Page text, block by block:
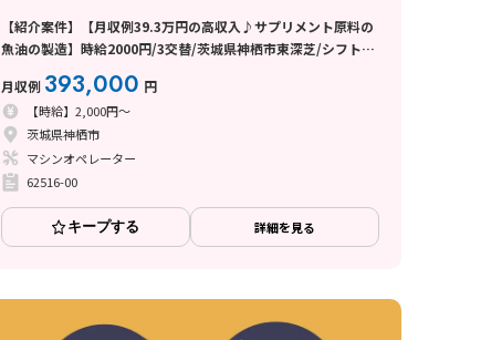
【紹介案件】【月収例39.3万円の高収入♪サプリメント原料の
魚油の製造】時給2000円/3交替/茨城県神栖市東深芝/シフト
験OK☆
月収例 393,000 円
【時給】2,000円～
茨城県神栖市
マシンオペレーター
62516-00
キープする 詳細を見る